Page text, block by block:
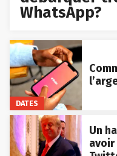
WhatsApp?
DATES
Un
avoir